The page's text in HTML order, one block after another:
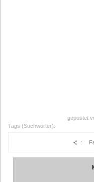
gepostet
Tags (Suchwörter):
: